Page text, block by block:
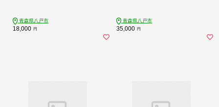
青森県八戸市
18,000 円
青森県八戸市
35,000 円